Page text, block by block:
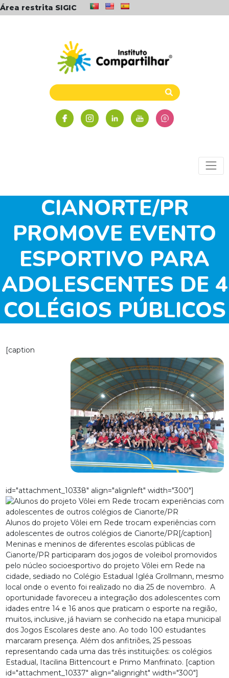
Área restrita SIGIC
CIANORTE/PR
PROMOVE EVENTO
ESPORTIVO PARA
ADOLESCENTES DE 4
COLÉGIOS PÚBLICOS
[caption
id="attachment_10338" align="alignleft" width="300"]
Alunos do projeto Vôlei em Rede trocam experiências com
adolescentes de outros colégios de Cianorte/PR[/caption]
Meninas e meninos de diferentes escolas públicas de
Cianorte/PR participaram dos jogos de voleibol promovidos
pelo núcleo socioesportivo do projeto Vôlei em Rede na
cidade, sediado no Colégio Estadual Igléa Grollmann, mesmo
local onde o evento foi realizado no dia 25 de novembro. A
oportunidade favoreceu a integração dos adolescentes com
idades entre 14 e 16 anos que praticam o esporte na região,
muitos, inclusive, já haviam se conhecido na etapa municipal
dos Jogos Escolares deste ano. Ao todo 100 estudantes
marcaram presença. Além dos anfitriões, 25 pessoas
representando cada uma das três instituições: os colégios
Estadual, Itacilina Bittencourt e Primo Manfrinato. [caption
id="attachment_10337" align="alignright" width="300"]